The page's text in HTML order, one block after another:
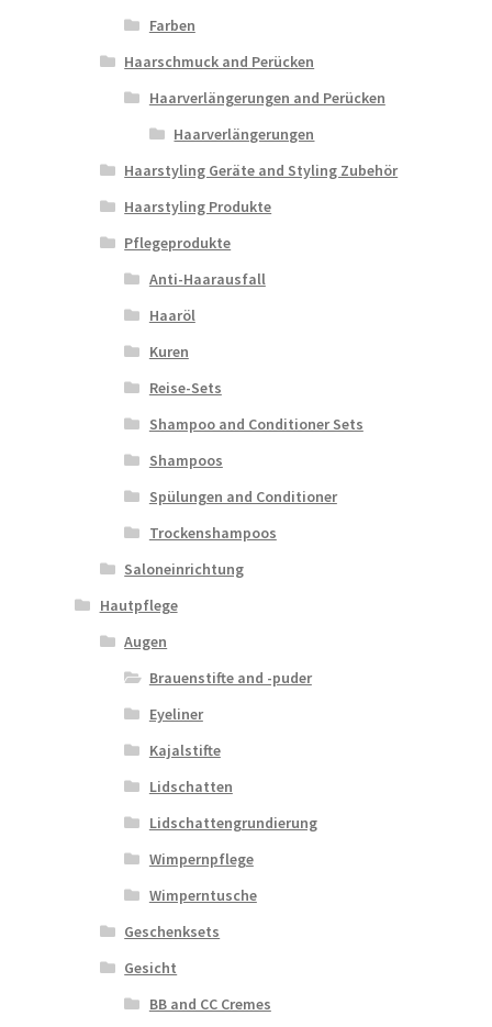
Farben
Haarschmuck and Perücken
Haarverlängerungen and Perücken
Haarverlängerungen
Haarstyling Geräte and Styling Zubehör
Haarstyling Produkte
Pflegeprodukte
Anti-Haarausfall
Haaröl
Kuren
Reise-Sets
Shampoo and Conditioner Sets
Shampoos
Spülungen and Conditioner
Trockenshampoos
Saloneinrichtung
Hautpflege
Augen
Brauenstifte and -puder
Eyeliner
Kajalstifte
Lidschatten
Lidschattengrundierung
Wimpernpflege
Wimperntusche
Geschenksets
Gesicht
BB and CC Cremes